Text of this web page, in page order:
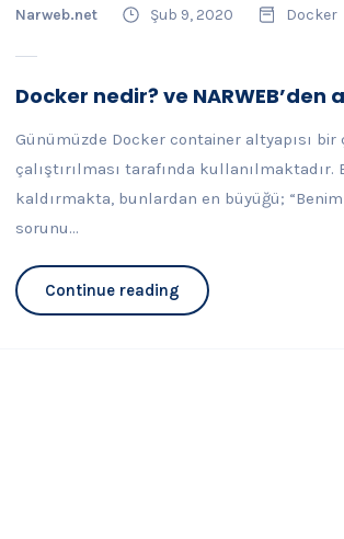
Narweb.net Şub 9, 2020 Docker
Docker nedir? ve
Günümüzde Docker container altyapısı
çalıştırılması tarafında
kaldırmakta, bunlardan en büyüğü;
sorunu...
Continue reading